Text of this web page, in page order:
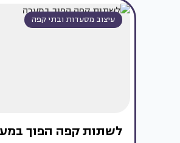
עיצוב מסעדות ובתי קפה
לשתות קפה הפוך